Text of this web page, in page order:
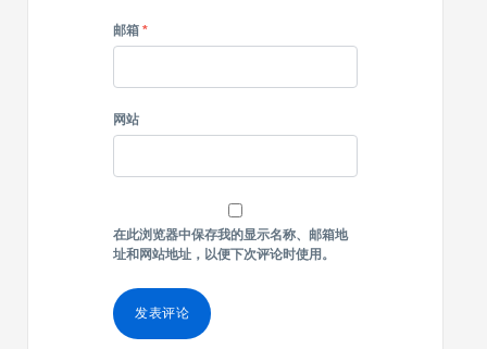
邮箱 *
网站
在此浏览器中保存我的显示名称、邮箱地
址和网站地址，以便下次评论时使用。